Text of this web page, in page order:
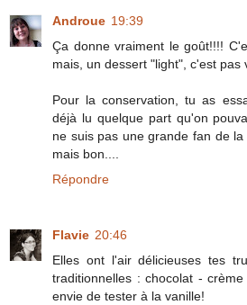
Androue 19:39
Ça donne vraiment le goût!!!!
mais, un dessert "light", c'est pas
Pour la conservation, tu as
déjà lu quelque part qu'on
ne suis pas une grande fan de la
mais bon....
Répondre
Flavie 20:46
Elles ont l'air délicieuses tes
traditionnelles : chocolat -
envie de tester à la vanille!